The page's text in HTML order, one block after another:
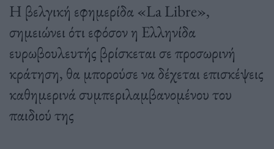
H βελγική εφημερίδα «La Libre»,
σημειώνει ότι εφόσον η Ελληνίδα
ευρωβουλευτής βρίσκεται σε προσωρινή
κράτηση, θα μπορούσε να δέχεται επισκέψεις
καθημερινά συμπεριλαμβανομένου του
παιδιού της